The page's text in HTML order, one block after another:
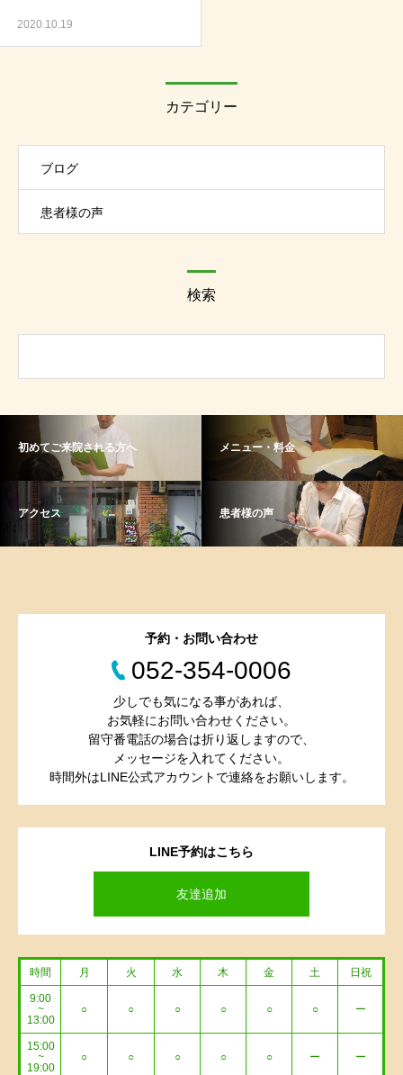
2020.10.19
カテゴリー
ブログ
患者様の声
検索
初めてご来院される方へ メニュー・料金
アクセス 患者様の声
LINE予約はこちら
友達追加
予約・お問い合わせ
052-354-0006
少しでも気になる事があれば、
お気軽にお問い合わせください。
留守番電話の場合は折り返しますので、
メッセージを入れてください。
時間外はLINE公式アカウントで連絡をお願いします。
時間 月 火 水 木 金 土 日祝
9:00
~
13:00
○ ○ ○ ○ ○ ○ ー
15:00
~
19:00
○ ○ ○ ○ ○ ー ー